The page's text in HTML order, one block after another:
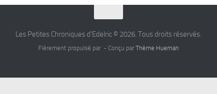
Les Petites Chroniques d'Edelric © 2026. Tous droits réservés.
Fièrement propulsé par - Conçu par Thème Hueman